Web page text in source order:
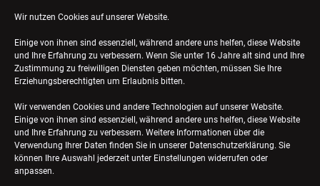
Wir nutzen Cookies auf unserer Website.
Einige von ihnen sind essenziell, während andere uns helfen, diese Website
und Ihre Erfahrung zu verbessern. Wenn Sie unter 16 Jahre alt sind und Ihre
Zustimmung zu freiwilligen Diensten geben möchten, müssen Sie Ihre
Erziehungsberechtigten um Erlaubnis bitten.
Wir verwenden Cookies und andere Technologien auf unserer Website.
Einige von ihnen sind essenziell, während andere uns helfen, diese Website
und Ihre Erfahrung zu verbessern. Weitere Informationen über die
Verwendung Ihrer Daten finden Sie in unserer Datenschutzerklärung. Sie
können Ihre Auswahl jederzeit unter Einstellungen widerrufen oder
anpassen.
Bestellungen
Konto-Details